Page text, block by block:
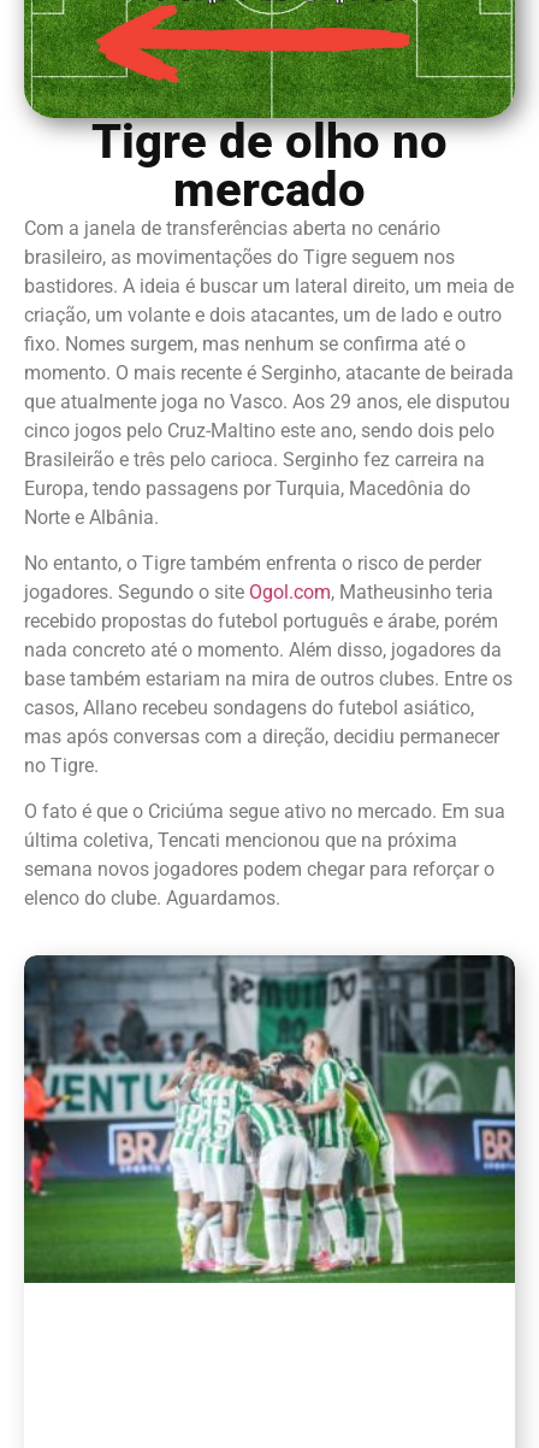
Tigre de olho no
mercado
Com a janela de transferências aberta no cenário
brasileiro, as movimentações do Tigre seguem nos
bastidores. A ideia é buscar um lateral direito, um meia de
criação, um volante e dois atacantes, um de lado e outro
fixo. Nomes surgem, mas nenhum se confirma até o
momento. O mais recente é Serginho, atacante de beirada
que atualmente joga no Vasco. Aos 29 anos, ele disputou
cinco jogos pelo Cruz-Maltino este ano, sendo dois pelo
Brasileirão e três pelo carioca. Serginho fez carreira na
Europa, tendo passagens por Turquia, Macedônia do
Norte e Albânia.
No entanto, o Tigre também enfrenta o risco de perder
jogadores. Segundo o site Ogol.com, Matheusinho teria
recebido propostas do futebol português e árabe, porém
nada concreto até o momento. Além disso, jogadores da
base também estariam na mira de outros clubes. Entre os
casos, Allano recebeu sondagens do futebol asiático,
mas após conversas com a direção, decidiu permanecer
no Tigre.
O fato é que o Criciúma segue ativo no mercado. Em sua
última coletiva, Tencati mencionou que na próxima
semana novos jogadores podem chegar para reforçar o
elenco do clube. Aguardamos.